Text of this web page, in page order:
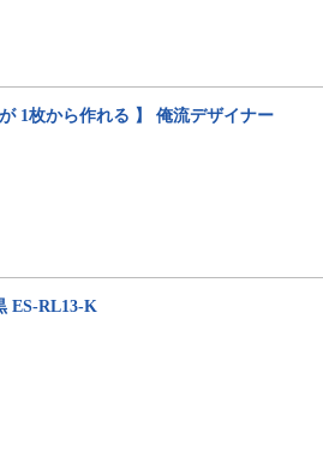
1枚から作れる 】 俺流デザイナー
ES-RL13-K